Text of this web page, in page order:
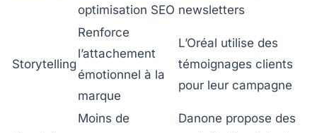
optimisation SEO newsletters
Storytelling
Renforce
l’attachement
émotionnel à la
marque
L’Oréal utilise des
témoignages clients
pour leur campagne
Moins de
Danone propose des